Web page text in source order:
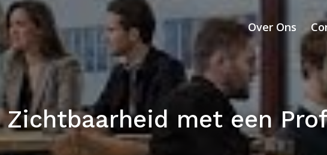
Over Ons
Zichtbaarheid met een